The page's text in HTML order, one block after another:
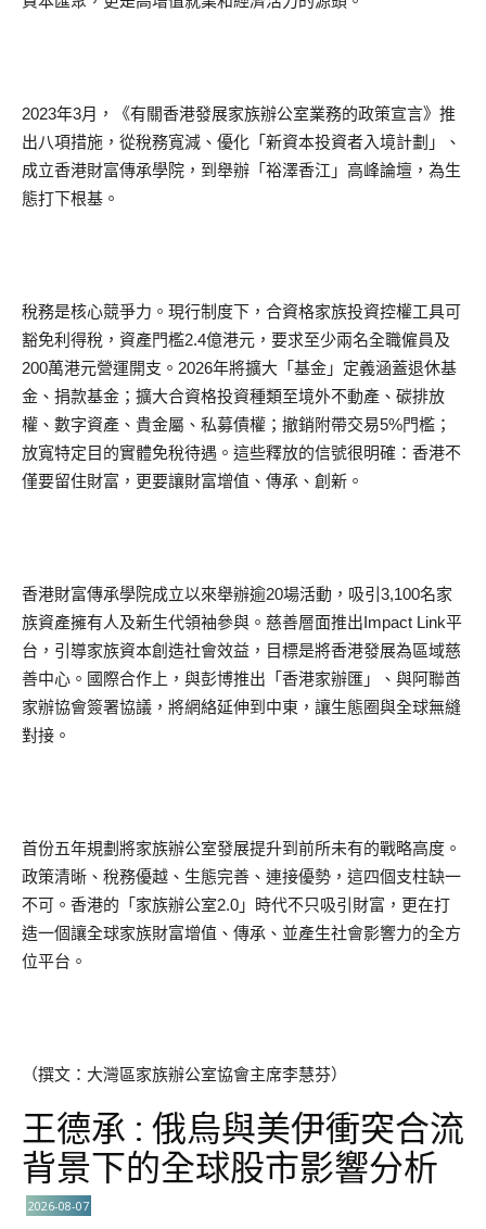
2023年3月，《有關香港發展家族辦公室業務的政策宣言》推
出八項措施，從稅務寬減、優化「新資本投資者入境計劃」、
成立香港財富傳承學院，到舉辦「裕澤香江」高峰論壇，為生
態打下根基。
稅務是核心競爭力。現行制度下，合資格家族投資控權工具可
豁免利得稅，資產門檻2.4億港元，要求至少兩名全職僱員及
200萬港元營運開支。2026年將擴大「基金」定義涵蓋退休基
金、捐款基金；擴大合資格投資種類至境外不動產、碳排放
權、數字資產、貴金屬、私募債權；撤銷附帶交易5%門檻；
放寬特定目的實體免稅待遇。這些釋放的信號很明確：香港不
僅要留住財富，更要讓財富增值、傳承、創新。
香港財富傳承學院成立以來舉辦逾20場活動，吸引3,100名家
族資產擁有人及新生代領袖參與。慈善層面推出Impact Link平
台，引導家族資本創造社會效益，目標是將香港發展為區域慈
善中心。國際合作上，與彭博推出「香港家辦匯」、與阿聯酋
家辦協會簽署協議，將網絡延伸到中東，讓生態圈與全球無縫
對接。
首份五年規劃將家族辦公室發展提升到前所未有的戰略高度。
政策清晰、稅務優越、生態完善、連接優勢，這四個支柱缺一
不可。香港的「家族辦公室2.0」時代不只吸引財富，更在打
造一個讓全球家族財富增值、傳承、並產生社會影響力的全方
位平台。
（撰文：大灣區家族辦公室協會主席李慧芬）
王德承 : 俄烏與美伊衝突合流
背景下的全球股市影響分析
2026-08-07